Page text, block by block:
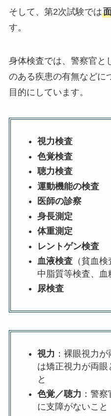
そして、第2次試験では
す。
身体検査では、警察官と
のある疾患の有無などに
目的にしています。
視力検査
色覚検査
聴力検査
運動機能の検査
医師の診察
身長測定
体重測定
レントゲン検査
血液検査（貧血検
中脂質等検査、血
尿検査
視力 ：裸眼視力
は矯正視力が両眼
と
色覚／聴力 ：警
に支障がないこと